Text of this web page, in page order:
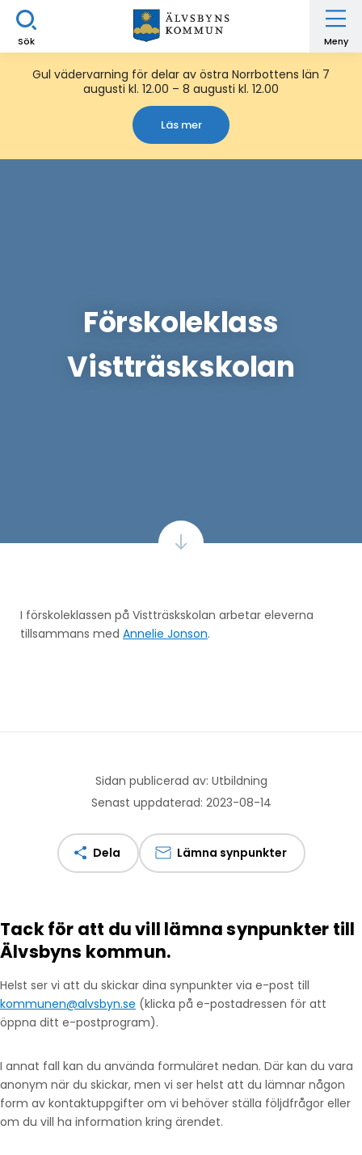
Sök Meny
Gul vädervarning för delar av östra Norrbottens län 7
augusti kl. 12.00 – 8 augusti kl. 12.00
Läs mer
Förskoleklass
Vistträskskolan
I förskoleklassen på Vistträskskolan arbetar eleverna
tillsammans med Annelie Jonson.
Sidan publicerad av: Utbildning
Senast uppdaterad: 2023-08-14
Dela Lämna synpunkter
Tack för att du vill lämna synpunkter till
Älvsbyns kommun.
Helst ser vi att du skickar dina synpunkter via e-post till
kommunen@alvsbyn.se (klicka på e-postadressen för att
öppna ditt e-postprogram).
I annat fall kan du använda formuläret nedan. Där kan du vara
anonym när du skickar, men vi ser helst att du lämnar någon
form av kontaktuppgifter om vi behöver ställa följdfrågor eller
om du vill ha information kring ärendet.